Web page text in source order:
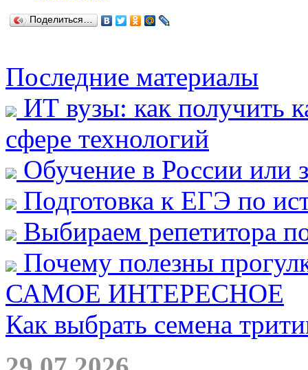
Поделиться…
Последние материалы
ИТ вузы: как получить
сфере технологий
Обучение в России или
Подготовка к ЕГЭ по
Выбираем репетитора
Почему полезны
САМОЕ ИНТЕРЕСНОЕ
Как выбрать семена